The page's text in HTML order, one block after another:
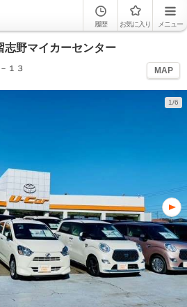
履歴 お気に入り メニュー
野マイカーセンター
１３ MAP
1/6